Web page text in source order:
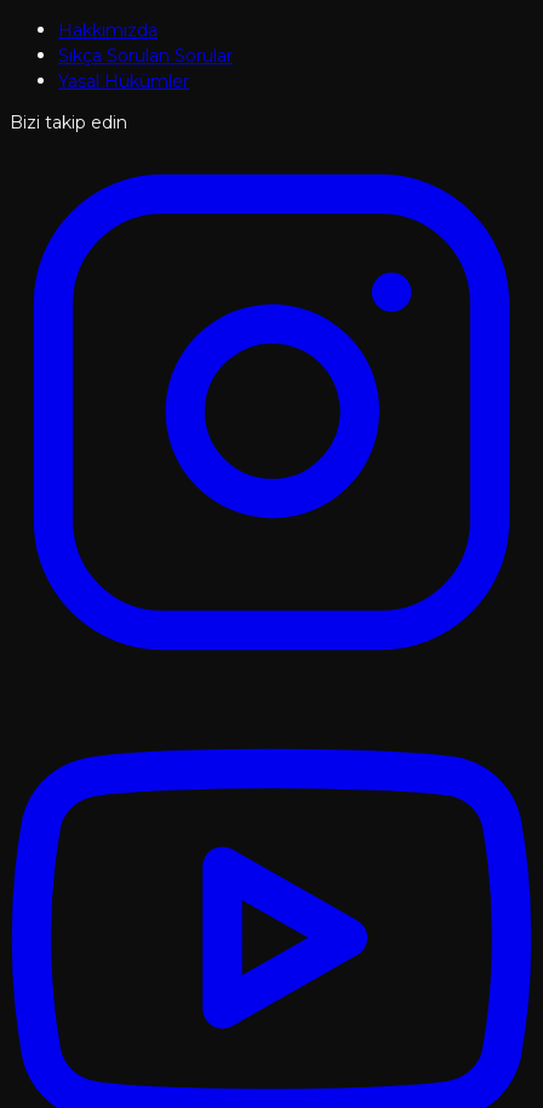
Hakkımızda
Sıkça Sorulan Sorular
Yasal Hükümler
Bizi takip edin